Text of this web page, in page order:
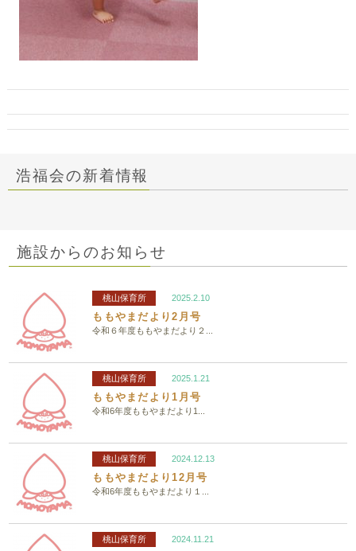
浩福会の新着情報
施設からのお知らせ
桃山保育所 2025.2.10
ももやまだより2月号
令和６年度ももやまだより２...
桃山保育所 2025.1.21
ももやまだより1月号
令和6年度ももやまだより1...
桃山保育所 2024.12.13
ももやまだより12月号
令和6年度ももやまだより１...
桃山保育所 2024.11.21